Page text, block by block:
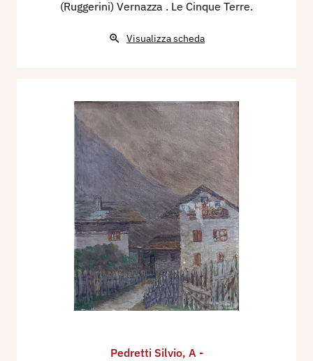
(Ruggerini) Vernazza . Le Cinque Terre.
Visualizza scheda
Pedretti Silvio, A -